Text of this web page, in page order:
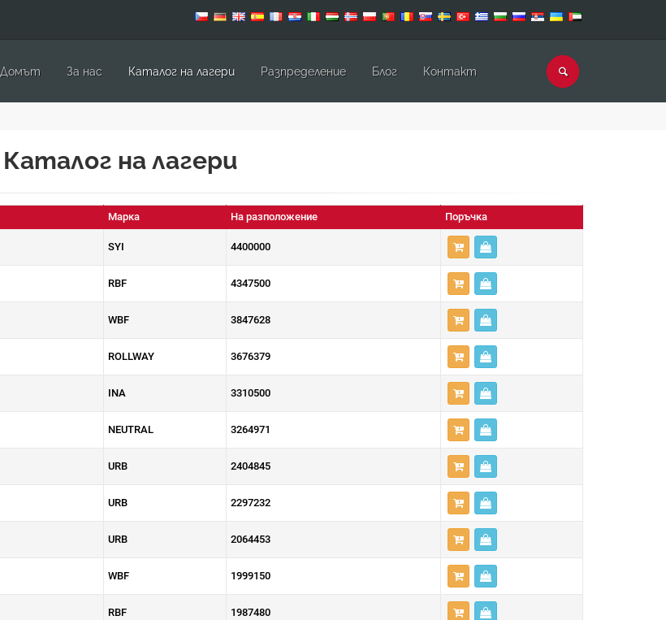
Домът За нас Каталог на лагери Pазпределение Блог Контакт
Каталог на лагери
Марка На разположение Поръчка
SYI 4400000
RBF 4347500
WBF 3847628
ROLLWAY 3676379
INA 3310500
NEUTRAL 3264971
URB 2404845
URB 2297232
URB 2064453
WBF 1999150
RBF 1987480